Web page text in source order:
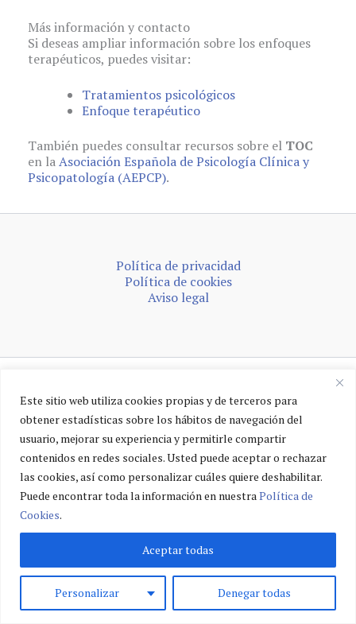
Este sitio web utiliza cookies propias y de terceros para
obtener estadísticas sobre los hábitos de navegación del
usuario, mejorar su experiencia y permitirle compartir
contenidos en redes sociales. Usted puede aceptar o rechazar
las cookies, así como personalizar cuáles quiere deshabilitar.
Puede encontrar toda la información en nuestra Política de
Cookies.
Personalizar Denegar todas
Aceptar todas
Más información y contacto
Si deseas ampliar información sobre los enfoques
terapéuticos, puedes visitar:
Tratamientos psicológicos
Enfoque terapéutico
También puedes consultar recursos sobre el TOC
en laAsociación Española de Psicología Clínica y
Psicopatología (AEPCP).
Política de privacidad
Política de cookies
Aviso legal